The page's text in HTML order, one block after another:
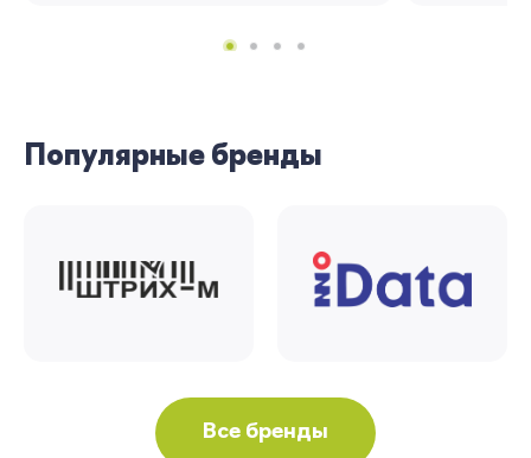
Популярные бренды
Все бренды